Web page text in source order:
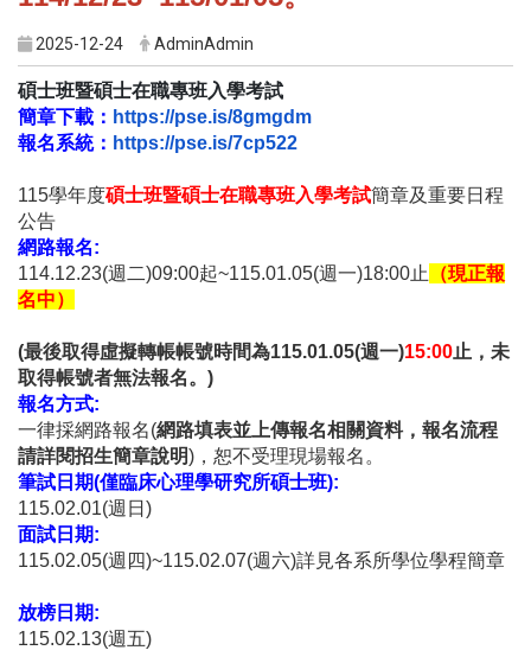
2025-12-24 AdminAdmin
碩士班暨碩士在職專班入學考試
簡章下載： https://pse.is/8gmgdm
報名系統： https://pse.is/7cp522
115學年度碩士班暨碩士在職專班入學考試簡章及重要日程
公告
網路報名:
114.12.23(週二)09:00起~115.01.05(週一)18:00止
（現正報
名中）
(最後取得虛擬轉帳帳號時間為115.01.05(週一)15:00止，未
取得帳號者無法報名。 )
報名方式:
一律採網路報名(網路填表並上傳報名相關資料， 報名流程
請詳閱招生簡章說明)，恕不受理現場報名。
筆試日期(僅臨床心理學研究所碩士班):
115.02.01(週日)
面試日期:
115.02.05(週四)~115.02.07(週六)詳見各系所學位學程簡章
放榜日期:
115.02.13(週五)